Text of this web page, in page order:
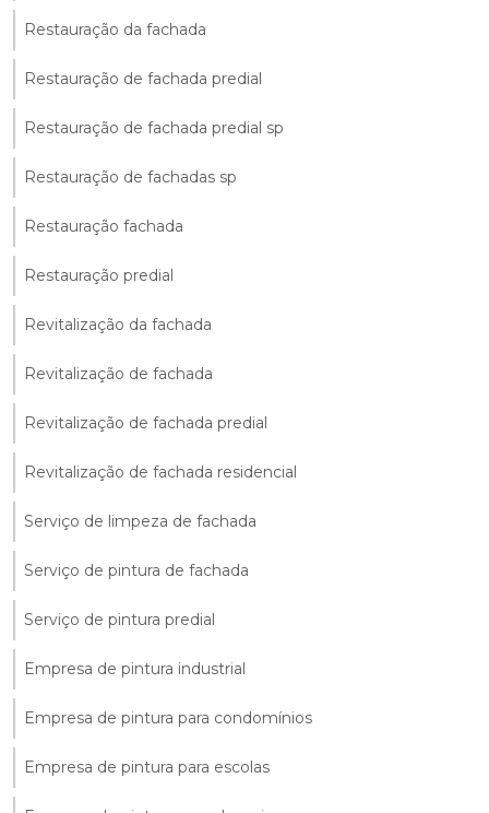
Restauração da fachada
Restauração de fachada predial
Restauração de fachada predial sp
Restauração de fachadas sp
Restauração fachada
Restauração predial
Revitalização da fachada
Revitalização de fachada
Revitalização de fachada predial
Revitalização de fachada residencial
Serviço de limpeza de fachada
Serviço de pintura de fachada
Serviço de pintura predial
Empresa de pintura industrial
Empresa de pintura para condomínios
Empresa de pintura para escolas